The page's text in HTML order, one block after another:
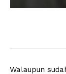
Walaupun